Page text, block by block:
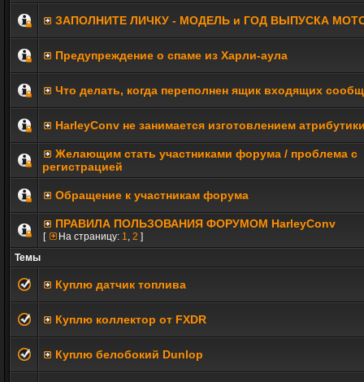
ЗАПОЛНИТE ЛИЧКУ - МОДЕЛЬ и ГОД ВЫПУСКА
Предупреждение о спаме из Харли-аула
Что делать, когда переполнен ящик входящих
HarleyConv не занимается изготовлением
Желающим стать участниками форума / проблема с
регистрацией
Обращение к участникам форума
ПРАВИЛА ПОЛЬЗОВАНИЯ ФОРУМОМ HarleyConv
[ На страницу: 1, 2 ]
Темы
Куплю датчик топлива
Куплю коллектор от FXDR
Куплю белобокий Dunlop